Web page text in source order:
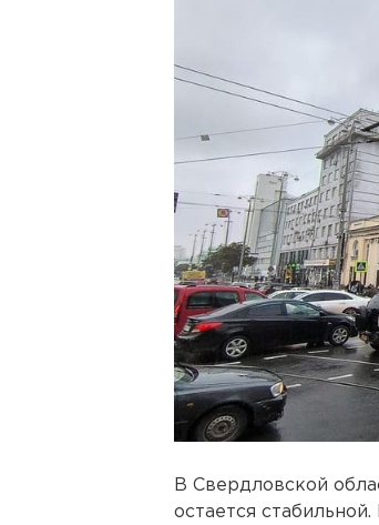
В Свердловской
остается